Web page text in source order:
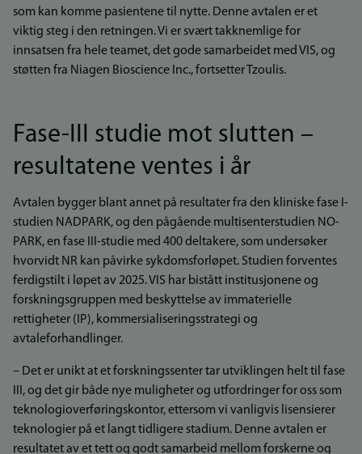
som kan komme pasientene til nytte. Denne avtalen er et
viktig steg i den retningen. Vi er svært takknemlige for
innsatsen fra hele teamet, det gode samarbeidet med VIS, og
støtten fra Niagen Bioscience Inc., fortsetter Tzoulis.
Fase-III studie mot slutten –
resultatene ventes i år
Avtalen bygger blant annet på resultater fra den kliniske fase I-
studien NADPARK, og den pågående multisenterstudien NO-
PARK, en fase III-studie med 400 deltakere, som undersøker
hvorvidt NR kan påvirke sykdomsforløpet. Studien forventes
ferdigstilt i løpet av 2025. VIS har bistått institusjonene og
forskningsgruppen med beskyttelse av immaterielle
rettigheter (IP), kommersialiseringsstrategi og
avtaleforhandlinger.
– Det er unikt at et forskningssenter tar utviklingen helt til fase
III, og det gir både nye muligheter og utfordringer for oss som
teknologioverføringskontor, ettersom vi vanligvis lisensierer
teknologier på et langt tidligere stadium. Denne avtalen er
resultatet av et tett og godt samarbeid mellom forskerne og